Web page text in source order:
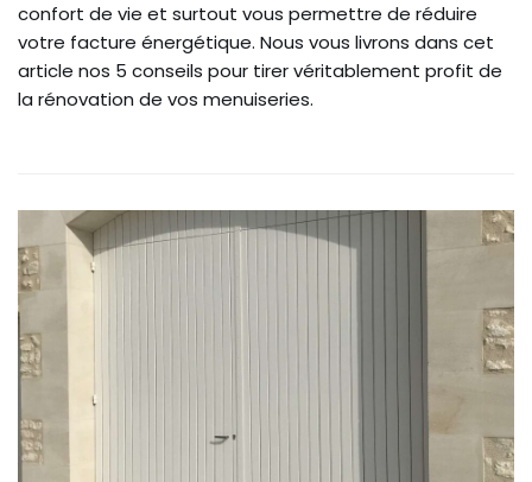
confort de vie et surtout vous permettre de réduire
votre facture énergétique. Nous vous livrons dans cet
article nos 5 conseils pour tirer véritablement profit de
la rénovation de vos menuiseries.